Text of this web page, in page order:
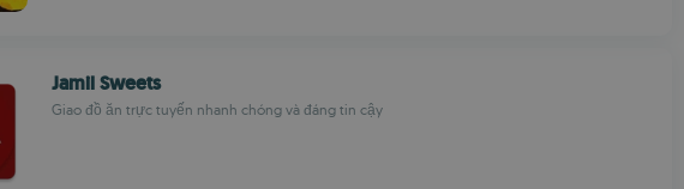
Jamil Sweets
Giao đồ ăn trực tuyến nhanh chóng và đáng tin cậy